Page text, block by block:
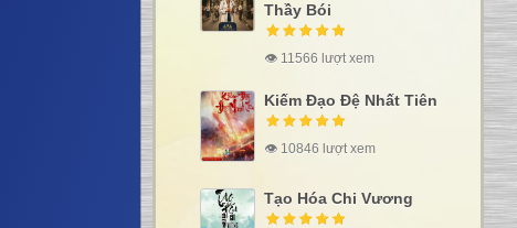
Thầy Bói
👁 11566 lượt xem
Kiếm Đạo Đệ Nhất Tiên
👁 10846 lượt xem
Tạo Hóa Chi Vương